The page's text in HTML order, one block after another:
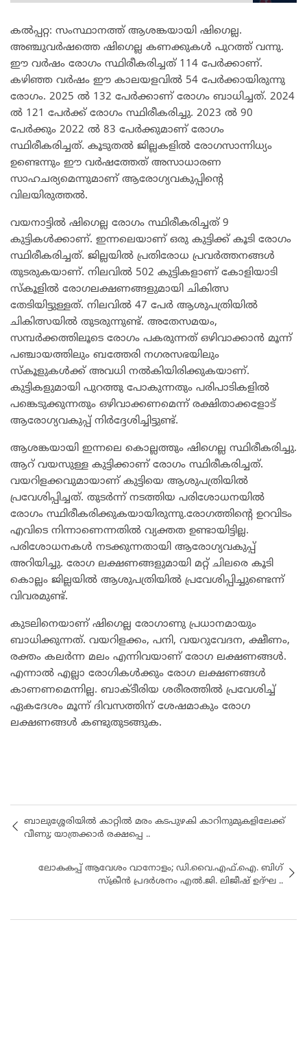
കൽപ്പറ്റ: സംസ്ഥാനത്ത് ആശങ്കയായി ഷിഗെല്ല.
അഞ്ചുവർഷത്തെ ഷിഗെല്ല കണക്കുകൾ പുറത്ത് വന്നു.
ഈ വർഷം രോഗം സ്ഥിരീകരിച്ചത് 114 പേർക്കാണ്.
കഴിഞ്ഞ വർഷം ഈ കാലയളവിൽ 54 പേർക്കായിരുന്നു
രോഗം. 2025 ൽ 132 പേർക്കാണ് രോഗം ബാധിച്ചത്. 2024
ൽ 121 പേർക്ക് രോഗം സ്ഥിരീകരിച്ചു. 2023 ൽ 90
പേർക്കും 2022 ൽ 83 പേർക്കുമാണ് രോഗം
സ്ഥിരീകരിച്ചത്. കൂടുതൽ ജില്ലകളിൽ രോഗസാന്നിധ്യം
ഉണ്ടെന്നും ഈ വർഷത്തേത് അസാധാരണ
സാഹചര്യമെന്നുമാണ് ആരോഗ്യവകുപ്പിൻ്റെ
വിലയിരുത്തൽ.
വയനാട്ടിൽ ഷിഗെല്ല രോഗം സ്ഥിരീകരിച്ചത് 9
കുട്ടികൾക്കാണ്. ഇന്നലെയാണ് ഒരു കുട്ടിക്ക് കൂടി രോ​ഗം
സ്ഥിരീകരിച്ചത്. ജില്ലയിൽ പ്രതിരോധ പ്രവർത്തനങ്ങൾ
തുടരുകയാണ്. നിലവിൽ 502 കുട്ടികളാണ് കോളിയാടി
സ്കൂളിൽ രോഗലക്ഷണങ്ങളുമായി ചികിത്സ
തേടിയിട്ടുള്ളത്. നിലവിൽ 47 പേർ ആശുപത്രിയിൽ
ചികിത്സയിൽ തുടരുന്നുണ്ട്. അതേസമയം,
സമ്പർക്കത്തിലൂടെ രോഗം പകരുന്നത് ഒഴിവാക്കാൻ മൂന്ന്
പഞ്ചായത്തിലും ബത്തേരി നഗരസഭയിലും
സ്കൂളുകൾക്ക് അവധി നൽകിയിരിക്കുകയാണ്.
കുട്ടികളുമായി പുറത്തു പോകുന്നതും പരിപാടികളിൽ
പങ്കെടുക്കുന്നതും ഒഴിവാക്കണമെന്ന് രക്ഷിതാക്കളോട്
ആരോഗ്യവകുപ്പ് നിർദ്ദേശിച്ചിട്ടുണ്ട്.
ആശങ്കയായി ഇന്നലെ കൊല്ലത്തും ഷിഗെല്ല സ്ഥിരീകരിച്ചു.
ആറ് വയസുള്ള കുട്ടിക്കാണ് രോഗം സ്ഥിരീകരിച്ചത്.
വയറിളക്കവുമായാണ് കുട്ടിയെ ആശുപത്രിയിൽ
പ്രവേശിപ്പിച്ചത്. തുടർന്ന് നടത്തിയ പരിശോധനയിൽ
രോഗം സ്ഥിരീകരിക്കുകയായിരുന്നു.രോഗത്തിന്റെ ഉറവിടം
എവിടെ നിന്നാണെന്നതിൽ വ്യക്തത ഉണ്ടായിട്ടില്ല.
പരിശോധനകൾ നടക്കുന്നതായി ആരോഗ്യവകുപ്പ്
അറിയിച്ചു. രോഗ ലക്ഷണങ്ങളുമായി മറ്റ് ചിലരെ കൂടി
കൊല്ലം ജില്ലയിൽ ആശുപത്രിയിൽ പ്രവേശിപ്പിച്ചുണ്ടെന്ന്
വിവരമുണ്ട്.
കുടലിനെയാണ് ഷിഗെല്ല രോഗാണു പ്രധാനമായും
ബാധിക്കുന്നത്. വയറിളക്കം, പനി, വയറുവേദന, ക്ഷീണം,
രക്തം കലർന്ന മലം എന്നിവയാണ് രോഗ ലക്ഷണങ്ങൾ.
എന്നാൽ എല്ലാ രോഗികൾക്കും രോഗ ലക്ഷണങ്ങൾ
കാണണമെന്നില്ല. ബാക്ടീരിയ ശരീരത്തിൽ പ്രവേശിച്ച്
ഏകദേശം മൂന്ന് ദിവസത്തിന് ശേഷമാകും രോഗ
ലക്ഷണങ്ങൾ കണ്ടുതുടങ്ങുക.
ബാലുശ്ശേരിയിൽ കാറ്റിൽ മരം കടപുഴകി കാറിനുമുകളിലേക്ക്
വീണു; യാത്രക്കാർ രക്ഷപ്പെ ..
ലോകകപ്പ് ആവേശം വാനോളം; ഡി.വൈ.എഫ്.ഐ. ബിഗ്
സ്‌ക്രീൻ പ്രദർശനം എൽ.ജി. ലിജീഷ് ഉദ്ഘ ..